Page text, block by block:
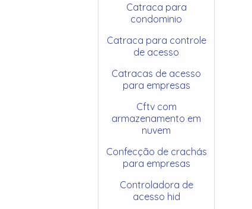
Catraca para
condominio
Catraca para controle
de acesso
Catracas de acesso
para empresas
Cftv com
armazenamento em
nuvem
Confecção de crachás
para empresas
Controladora de
acesso hid